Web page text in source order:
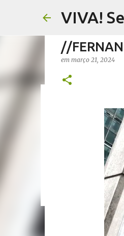
VIVA!
//
agosto 06, 2026
//
em março 21, 2024